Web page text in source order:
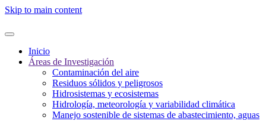
Skip to main content
Inicio
Áreas de Investigación
Contaminación del aire
Residuos sólidos y peligrosos
Hidrosistemas y ecosistemas
Hidrología, meteorología y variabilidad climática
Manejo sostenible de sistemas de abastecimiento, aguas